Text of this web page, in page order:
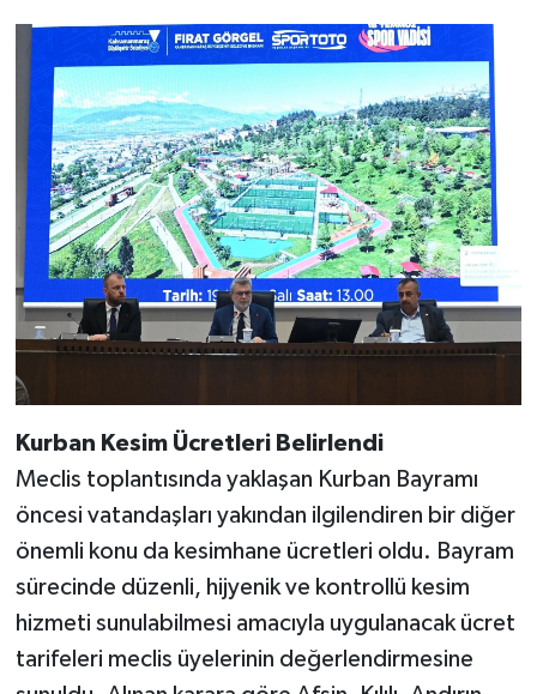
Kurban Kesim Ücretleri Belirlendi
Meclis toplantısında yaklaşan Kurban Bayramı
öncesi vatandaşları yakından ilgilendiren bir diğer
önemli konu da kesimhane ücretleri oldu. Bayram
sürecinde düzenli, hijyenik ve kontrollü kesim
hizmeti sunulabilmesi amacıyla uygulanacak ücret
tarifeleri meclis üyelerinin değerlendirmesine